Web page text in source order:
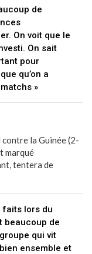
de
On voit que le
On sait
pour
qu’on a
»
la Guinée (2-
marqué
tentera de
faits lors du
beaucoup de
qui vit
ensemble et